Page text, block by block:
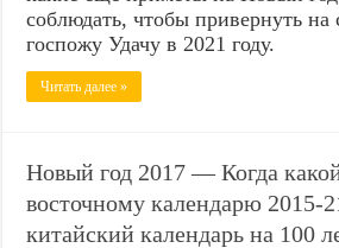
соблюдать, чтобы привернуть на
госпожу Удачу в 2021 году.
Читать далее »
Новый год 2017 — Когда
восточному календарю 2015-
китайский календарь на 100